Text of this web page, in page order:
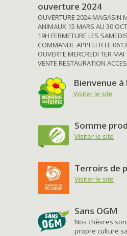
ouverture 2024
OUVERTURE 2024 MAGASIN
ANIMAUX 15 MARS AU 30
19H FERMETURE LES
COMMANDE APPELER LE
OUVERTE MERCREDI 1ER
VENTE RESTAURATION
Bienvenue
Visiter le site
Somme
Visiter le site
Terroirs de
Visiter le site
Sans OGM
Nos chèvres
propre culture